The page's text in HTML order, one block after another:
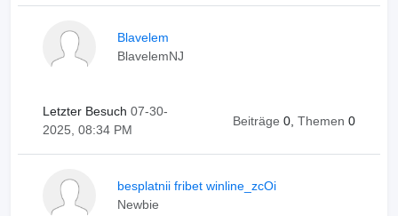
Blavelem
BlavelemNJ
Letzter Besuch 07-30-
2025, 08:34 PM
Beiträge 0, Themen 0
besplatnii fribet winline_zcOi
Newbie